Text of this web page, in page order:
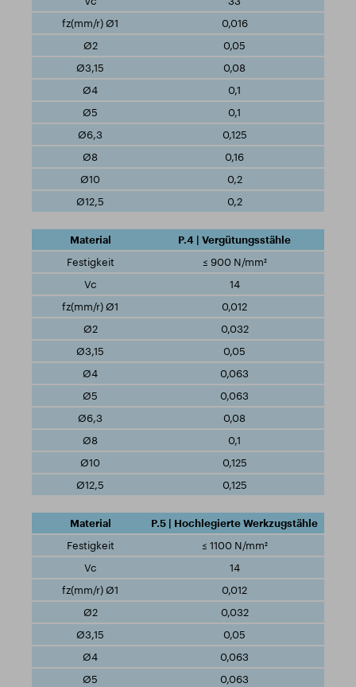
0,016
0,05
0,08
0,1
0,1
0,125
0,16
0,2
0,2
P.4 | Vergütungsstähle
≤ 900 N/mm²
14
0,012
0,032
0,05
0,063
0,063
0,08
0,1
0,125
0,125
P.5 | Hochlegierte Werkzugstähle
≤ 1100 N/mm²
14
0,012
0,032
0,05
0,063
0,063